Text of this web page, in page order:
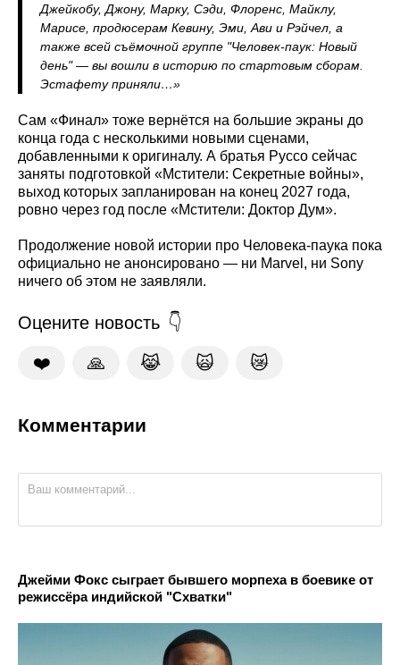
Джейкобу, Джону, Марку, Сэди, Флоренс, Майклу,
Марисе, продюсерам Кевину, Эми, Ави и Рэйчел, а
также всей съёмочной группе "Человек-паук: Новый
день" — вы вошли в историю по стартовым сборам.
Эстафету приняли…»
Сам «Финал» тоже вернётся на большие экраны до
конца года с несколькими новыми сценами,
добавленными к оригиналу. А братья Руссо сейчас
заняты подготовкой «Мстители: Секретные войны»,
выход которых запланирован на конец 2027 года,
ровно через год после «Мстители: Доктор Дум».
Продолжение новой истории про Человека-паука пока
официально не анонсировано — ни Marvel, ни Sony
ничего об этом не заявляли.
Оцените новость
❤️ 🙏 😹 🙀 😿
Комментарии
Джейми Фокс сыграет бывшего морпеха в боевике от
режиссёра индийской "Схватки"